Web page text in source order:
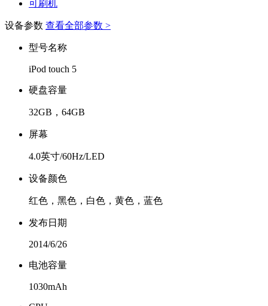
可刷机
设备参数 查看全部参数 >
型号名称
iPod touch 5
硬盘容量
32GB，64GB
屏幕
4.0英寸/60Hz/LED
设备颜色
红色，黑色，白色，黄色，蓝色
发布日期
2014/6/26
电池容量
1030mAh